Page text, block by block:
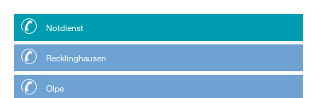
Notdienst
Recklinghausen
Olpe